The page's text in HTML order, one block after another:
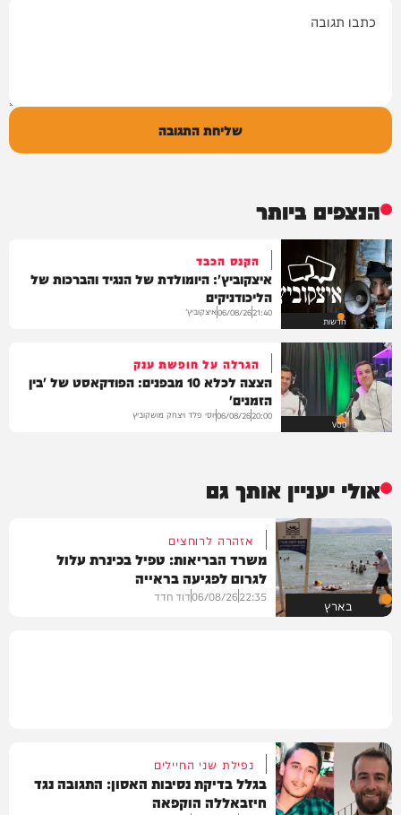
שליחת התגובה
הנצפים ביותר
חדשות
הקנס הכבד
איצקוביץ': היומולדת של הנגיד והברכות של
הליכודניקים
21:40
06/08/26איצקוביץ'
VOD
הגרלה על חופשת ענק
הצצה לכלא 10 מבפנים: הפודקאסט של 'בין
הזמנים'
20:00
06/08/26יוסי פלד ויצחק מושקוביץ
אולי יעניין אותך גם
בארץ
אזהרה לרוחצים
משרד הבריאות: טפיל בכינרת עלול
לגרום לפגיעה בראייה
22:35
06/08/26דוד חדד
נפילת שני החיילים
בגלל בדיקת נסיבות האסון: התגובה נגד
חיזבאללה הוקפאה